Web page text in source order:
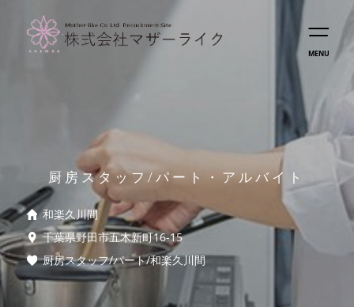
MENU
厨房スタッフ/パート・アルバイト
和楽久川間
千葉県野田市五木新町16-15
厨房スタッフ/パート/和楽久川間